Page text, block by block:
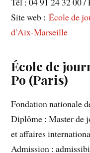
Site web :École de
d’Aix-Marseille
École de
Po (Paris)
Fondation nationale
Diplôme : Master de
et affaires
Admission :